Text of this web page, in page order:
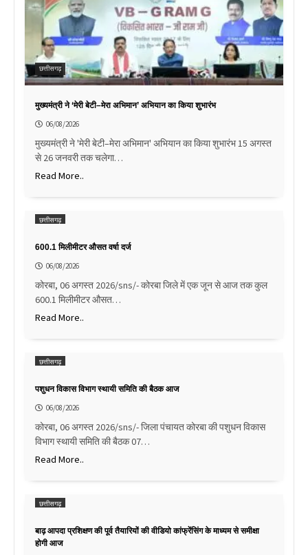
छत्तीसगढ़
मुख्यमंत्री ने ‘मेरी बेटी–मेरा अभिमान’ अभियान का किया शुभारंभ
06/08/2026
मुख्यमंत्री ने 'मेरी बेटी–मेरा अभिमान' अभियान का किया शुभारंभ 15 अगस्त
से 26 जनवरी तक चलेगा…
Read More..
छत्तीसगढ़
600.1 मिलीमीटर औसत वर्षा दर्ज
06/08/2026
कोरबा, 06 अगस्त 2026/sns/- कोरबा जिले में एक जून से आज तक कुल
600.1 मिलीमीटर औसत…
Read More..
छत्तीसगढ़
पशुधन विकास विभाग स्थायी समिति की बैठक आज
06/08/2026
कोरबा, 06 अगस्त 2026/sns/- जिला पंचायत कोरबा की पशुधन विकास
विभाग स्थायी समिति की बैठक 07…
Read More..
छत्तीसगढ़
बाढ़ आपदा प्रशिक्षण की पूर्व तैयारियों की वीडियो कांफ्रेंसिंग के माध्यम से समीक्षा
होगी आज